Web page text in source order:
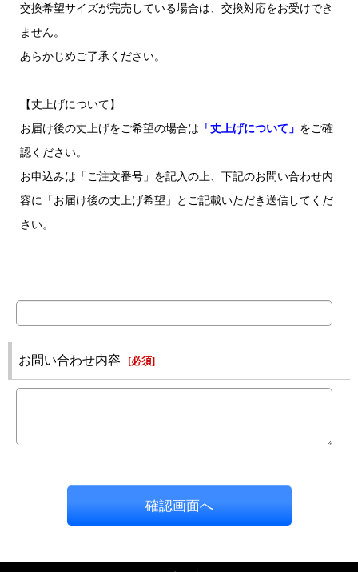
交換希望サイズが完売している場合は、交換対応をお受けでき
ません。
あらかじめご了承ください。
【丈上げについて】
お届け後の丈上げをご希望の場合は 「丈上げについて」 をご確
認ください。
お申込みは「ご注文番号」を記入の上、下記のお問い合わせ内
容に「お届け後の丈上げ希望」とご記載いただき送信してくだ
さい。
お問い合わせ内容 [必須]
確認画面へ